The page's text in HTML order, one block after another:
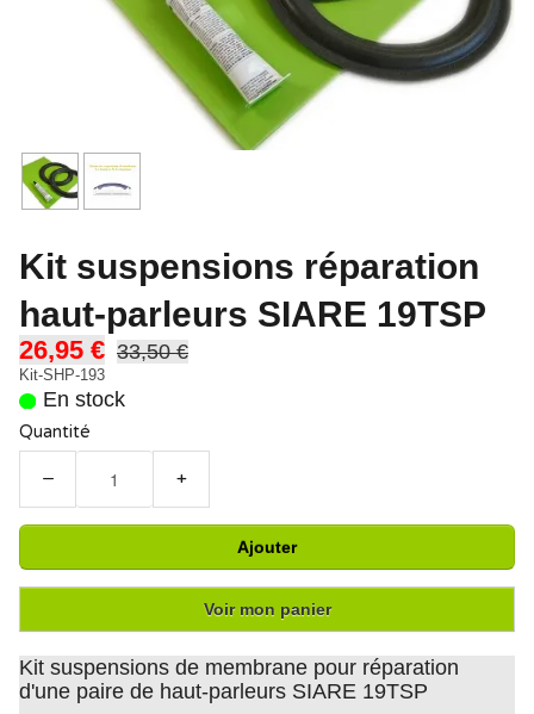
Kit suspensions réparation
haut-parleurs SIARE 19TSP
26,95 € 33,50 €
Kit-SHP-193
En stock
Quantité
− +
Ajouter
Voir mon panier
Kit suspensions de membrane pour réparation
d'une paire de haut-parleurs SIARE 19TSP